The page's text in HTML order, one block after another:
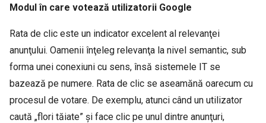
Modul în care votează utilizatorii Google
Rata de clic este un indicator excelent al relevanţei
anunţului. Oamenii înţeleg relevanţa la nivel semantic, sub
forma unei conexiuni cu sens, însă sistemele IT se
bazează pe numere. Rata de clic se aseamănă oarecum cu
procesul de votare. De exemplu, atunci când un utilizator
caută „flori tăiate” şi face clic pe unul dintre anunţuri,